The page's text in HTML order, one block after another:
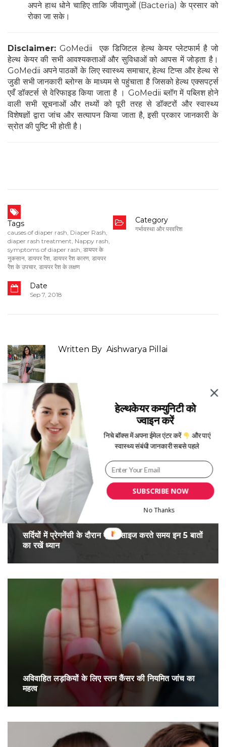
अपने हाथ धोने चाहिए ताकि जीवाणुओं (Bacteria) के प्रसार को
रोका जा सके।
Disclaimer: GoMedii एक डिजिटल हेल्थ केयर प्लेटफार्म है जो
हेल्थ केयर की सभी आवश्यकताओं और सुविधाओं को आपस में जोड़ता है।
GoMedii अपने पाठकों के लिए स्वास्थ्य समाचार, हेल्थ टिप्स और हेल्थ से
जुडी सभी जानकारी ब्लोग्स के माध्यम से पहुंचाता है जिसको हेल्थ एक्सपर्ट्स
एवँ डॉक्टर्स से वेरिफाइड किया जाता है । GoMedii ब्लॉग में पब्लिश होने
वाली सभी सूचनाओं और तथ्यों को पूरी तरह से डॉक्टरों और स्वास्थ्य
विशेषज्ञों द्वारा जांच और सत्यापन किया जाता है, इसी प्रकार जानकारी के
स्रोत की पुष्टि भी होती है।
Tags
causes of diaper rash, Diaper Rash,
diaper rash treatment, Nappy rash,
symptoms of diaper rash, डायपर के
नुकसान, डायपर रैश, डायपर रैश कारण, डायपर
रैश के उपचार, डायपर रैश के लक्षण
Category
गर्भावस्था और परवरिश
Date
Sep 7, 2018
Written By Aishwarya Pillai
More Posts From: गर्भावस्था और परवरिश
सर्द‍ियों में प्रेगनेंसी के दौरान एक्सरसाइज करते समय इन 5 बातों
का रखें ध्यान
अविवाहित लड़कियों के लिए स्तन कैंसर की नियमित जांच का
महत्व
SUBSCRIBE NOW
हेल्थकेयर कम्युनिटी को
ज्वाइन करें
निचे बॉक्स में अपना ईमेल एंटर करें
और पाएं
स्वास्थ्य संबंधी जानकारी सबसे पहले
No Thanks